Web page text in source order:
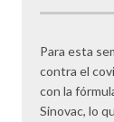
Para esta
contra el
con la
Sinovac, lo